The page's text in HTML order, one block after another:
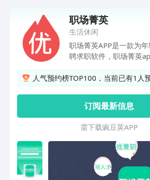
格】：让每个人成为AI应
需开发，像做表格一样
统。丰富的500强企业同
用，客户管理、门店管
聘管理等业务系统轻松
搜即得，答案、方案、计
管理、差旅管理、客户
招聘管理等一站式管理
企业经营升级。 【钉钉
为企业提供目标制定拆
目交付、持续服务的端
5、联系钉钉 支持通过「
助-在线服务/热线服务」
体验，非常重要。
职场菁英
生活休闲
职场菁英APP是一款为
聘求职软件，职场菁英
可方便浏览海量公司和职
人气预约榜TOP100，当前已有1人
订阅最新信息
需 下 载 豌 豆 荚 A P P